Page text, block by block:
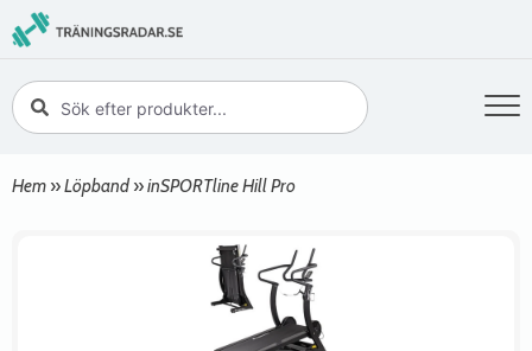
Hem »Löpband »inSPORTline Hill Pro